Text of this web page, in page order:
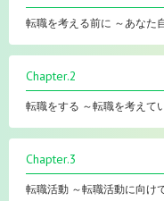
転職を考える前に ～あなた
Chapter.2
転職をする ～転職を考えて
Chapter.3
転職活動 ～転職活動に向け